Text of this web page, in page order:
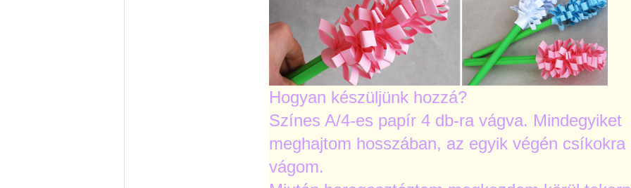
Hogyan készüljünk hozzá?
Színes A/4-es papír 4 db-ra vágva. Mindegyiket
meghajtom hosszában, az egyik végén csíkokra
vágom.